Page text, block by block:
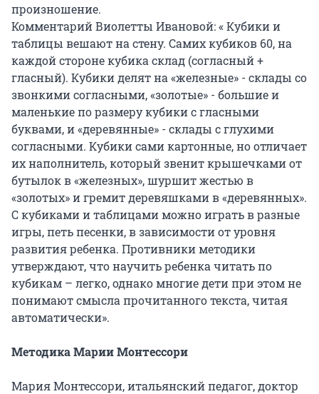
произношение.
Комментарий Виолетты Ивановой: « Кубики и
таблицы вешают на стену. Самих кубиков 60, на
каждой стороне кубика склад (согласный +
гласный). Кубики делят на «железные» - склады со
звонкими согласными, «золотые» - большие и
маленькие по размеру кубики с гласными
буквами, и «деревянные» - склады с глухими
согласными. Кубики сами картонные, но отличает
их наполнитель, который звенит крышечками от
бутылок в «железных», шуршит жестью в
«золотых» и гремит деревяшками в «деревянных».
С кубиками и таблицами можно играть в разные
игры, петь песенки, в зависимости от уровня
развития ребенка. Противники методики
утверждают, что научить ребенка читать по
кубикам – легко, однако многие дети при этом не
понимают смысла прочитанного текста, читая
автоматически».
Методика Марии Монтессори
Мария Монтессори, итальянский педагог, доктор